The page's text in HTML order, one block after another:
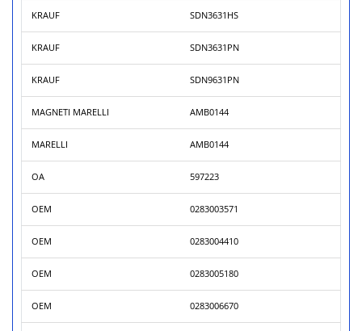
KRAUF SDN3631HS
KRAUF SDN3631PN
KRAUF SDN9631PN
MAGNETI MARELLI AMB0144
MARELLI AMB0144
OA 597223
OEM 0283003571
OEM 0283004410
OEM 0283005180
OEM 0283006670